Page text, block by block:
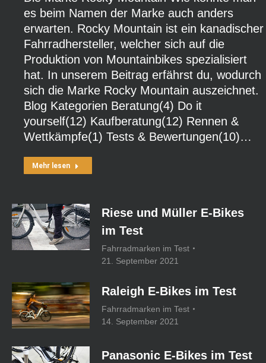
es beim Namen der Marke auch anders
erwarten. Rocky Mountain ist ein kanadischer
Fahrradhersteller, welcher sich auf die
Produktion von Mountainbikes spezialisiert
hat. In unserem Beitrag erfährst du, wodurch
sich die Marke Rocky Mountain auszeichnet.
Blog Kategorien Beratung(4) Do it
yourself(12) Kaufberatung(12) Rennen &
Wettkämpfe(1) Tests & Bewertungen(10)…
Mehr lesen
Riese und Müller E-Bikes
im Test
Fahrradmarken im Test
21. September 2021
Raleigh E-Bikes im Test
Fahrradmarken im Test
14. September 2021
Panasonic E-Bikes im Test